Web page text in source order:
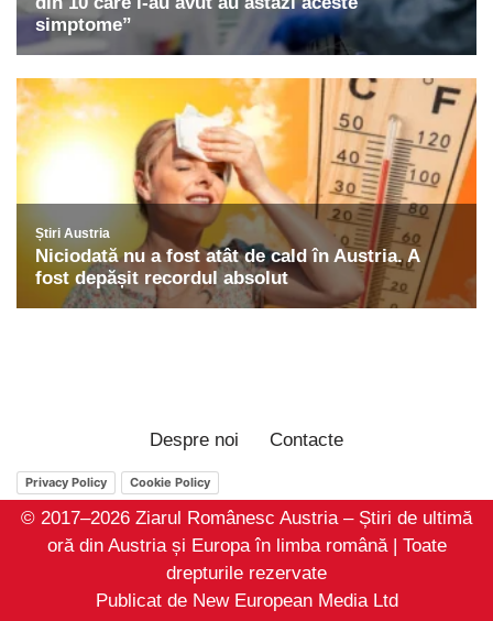
Despre noi Contacte
Privacy Policy Cookie Policy
© 2017–2026 Ziarul Românesc Austria – Știri de ultimă
oră din Austria și Europa în limba română | Toate
drepturile rezervate
Publicat de New European Media Ltd